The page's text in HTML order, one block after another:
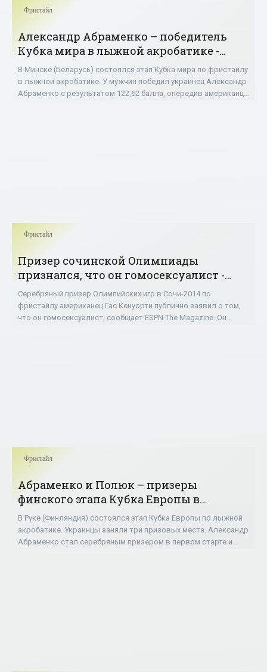
Фристайл
Александр Абраменко – победитель
Кубка мира в лыжной акробатике -
«Фристайл»
В Минске (Беларусь) состоялся этап Кубка мира по фристайлу
в лыжной акробатике. У мужчин победил украинец Александр
Абраменко с результатом 122,62 балла, опередив американца
Фристайл
Призер сочинской Олимпиады
признался, что он гомосексуалист -
«Фристайл»
Серебряный призер Олимпийских игр в Сочи-2014 по
фристайлу американец Гас Кенуорти публично заявил о том,
что он гомосексуалист, сообщает ESPN The Magazine. Он
Фристайл
Абраменко и Полюк – призеры
финского этапа Кубка Европы в
лыжной акробатике - «Фристайл»
В Руке (Финляндия) состоялся этап Кубка Европы по лыжной
акробатике. Украинцы заняли три призовых места. Александр
Абраменко стал серебряным призером в первом старте и